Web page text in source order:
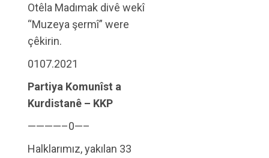
Otêla Madımak divê wekî
“Muzeya şermî” were
çêkirin.
0107.2021
Partiya Komunîst a
Kurdistanê – KKP
————–0—–
Halklarımız, yakılan 33